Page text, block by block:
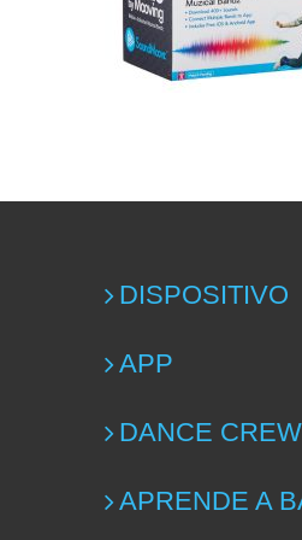
DISPOSITIVO
APP
DANCE CREW
APRENDE A